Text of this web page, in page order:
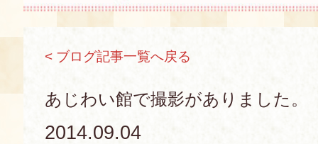
当館について
< ブログ記事一覧へ戻る
あじわい館で撮影がありました。
2014.09.04